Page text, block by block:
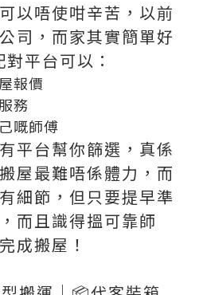
以唔使咁辛苦，以前
司，而家其實簡單好
平台可以：
報價
務
嘅師傅
平台幫你篩選，真係
屋最難唔係體力，而
細節，但只要提早準
而且識得搵可靠師
成搬屋！